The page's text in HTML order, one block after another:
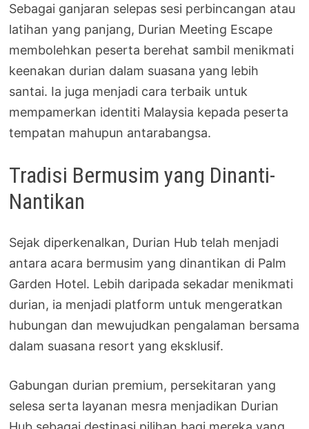
Sebagai ganjaran selepas sesi perbincangan atau
latihan yang panjang, Durian Meeting Escape
membolehkan peserta berehat sambil menikmati
keenakan durian dalam suasana yang lebih
santai. Ia juga menjadi cara terbaik untuk
mempamerkan identiti Malaysia kepada peserta
tempatan mahupun antarabangsa.
Tradisi Bermusim yang Dinanti-
Nantikan
Sejak diperkenalkan, Durian Hub telah menjadi
antara acara bermusim yang dinantikan di Palm
Garden Hotel. Lebih daripada sekadar menikmati
durian, ia menjadi platform untuk mengeratkan
hubungan dan mewujudkan pengalaman bersama
dalam suasana resort yang eksklusif.
Gabungan durian premium, persekitaran yang
selesa serta layanan mesra menjadikan Durian